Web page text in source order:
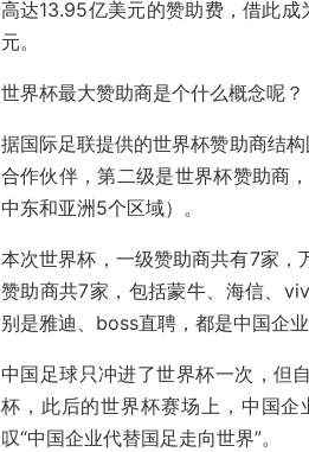
高达13.95亿美元的赞助费，借此
元。
世界杯最大赞助商是个什么概念呢？
据国际足联提供的世界杯赞助商结
合作伙伴，第二级是世界杯赞助商
中东和亚洲5个区域）。
本次世界杯，一级赞助商共有7家，
赞助商共7家，包括蒙牛、海信、
别是雅迪、boss直聘，都是中国企业
中国足球只冲进了世界杯一次，但
杯，此后的世界杯赛场上，中国
叹“中国企业代替国足走向世界”。